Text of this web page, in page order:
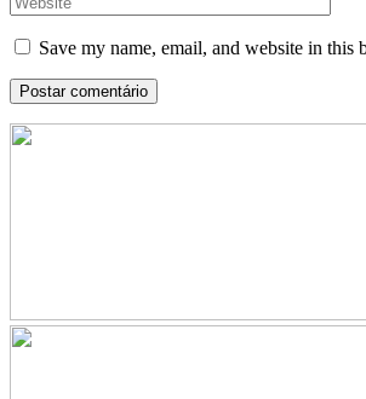
Save my name, email, and website in